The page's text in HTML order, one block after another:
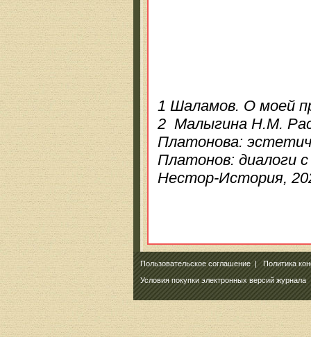
1 Шаламов. О моей
2 Малыгина Н.М.
Платонова:
Платонов: диалоги
Нестор-История,
Пользовательское соглашение|Политика
Условия покупки электронных версий журнала